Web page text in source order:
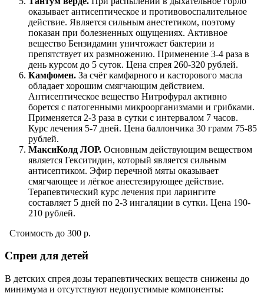
оказывает антисептическое и противовоспалительное
действие. Является сильным анестетиком, поэтому
показан при болезненных ощущениях. Активное
вещество Бензидамин уничтожает бактерии и
препятствует их размножению. Применение 3-4 раза в
день курсом до 5 суток. Цена спрея 260-320 рублей.
Камфомен. За счёт камфарного и касторового масла
обладает хорошим смягчающим действием.
Антисептическое вещество Нитрофурал активно
борется с патогенными микроорганизмами и грибками.
Применяется 2-3 раза в сутки с интервалом 7 часов.
Курс лечения 5-7 дней. Цена баллончика 30 грамм 75-85
рублей.
МаксиКолд ЛОР. Основным действующим веществом
является Гекситидин, который является сильным
антисептиком. Эфир перечной мяты оказывает
смягчающее и лёгкое анестезирующее действие.
Терапевтический курс лечения при ларингите
составляет 5 дней по 2-3 ингаляции в сутки. Цена 190-
210 рублей.
Стоимость до 300 р.
Спреи для детей
В детских спрея дозы терапевтических веществ снижены до
минимума и отсутствуют недопустимые компоненты: